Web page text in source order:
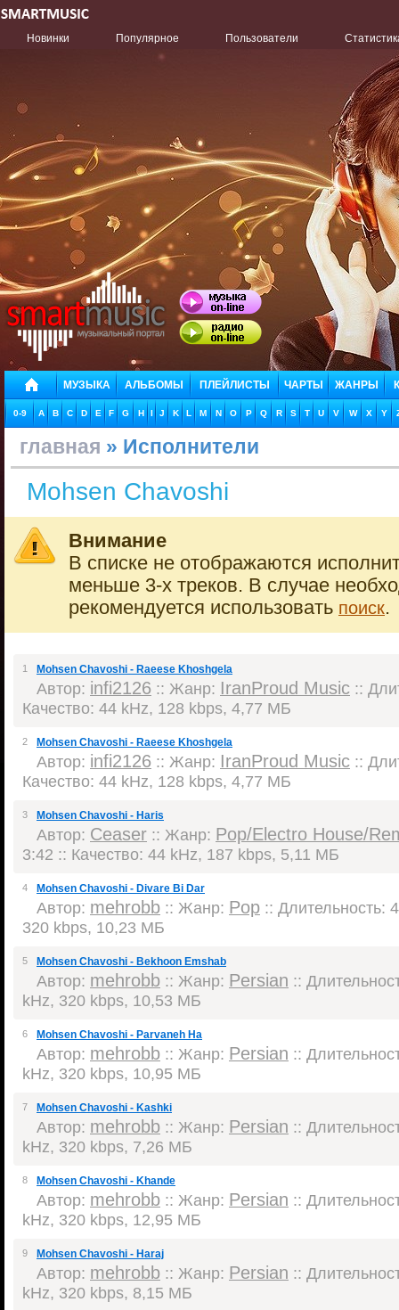
Новинки Популярное Пользователи
МУЗЫКА АЛЬБОМЫ ПЛЕЙЛИСТЫ ЧАРТЫ ЖАНРЫ
0-9 A B C D E F G H I J K L M N O P Q R S T U V W X Y
главная » Исполнители
Mohsen Chavoshi
Внимание
В списке не отображаются
меньше 3-х треков. В случае
рекомендуется использовать поиск.
1 Mohsen Chavoshi - Raeese Khoshgela
Автор: infi2126 :: Жанр: IranProud Music ::
Качество: 44 kHz, 128 kbps, 4,77 МБ
2 Mohsen Chavoshi - Raeese Khoshgela
Автор: infi2126 :: Жанр: IranProud Music ::
Качество: 44 kHz, 128 kbps, 4,77 МБ
3 Mohsen Chavoshi - Haris
Автор: Ceaser :: Жанр: Pop/Electro House/
3:42 :: Качество: 44 kHz, 187 kbps, 5,11 МБ
4 Mohsen Chavoshi - Divare Bi Dar
Автор: mehrobb :: Жанр: Pop :: Длительность:
320 kbps, 10,23 МБ
5 Mohsen Chavoshi - Bekhoon Emshab
Автор: mehrobb :: Жанр: Persian ::
kHz, 320 kbps, 10,53 МБ
6 Mohsen Chavoshi - Parvaneh Ha
Автор: mehrobb :: Жанр: Persian ::
kHz, 320 kbps, 10,95 МБ
7 Mohsen Chavoshi - Kashki
Автор: mehrobb :: Жанр: Persian ::
kHz, 320 kbps, 7,26 МБ
8 Mohsen Chavoshi - Khande
Автор: mehrobb :: Жанр: Persian ::
kHz, 320 kbps, 12,95 МБ
9 Mohsen Chavoshi - Haraj
Автор: mehrobb :: Жанр: Persian ::
kHz, 320 kbps, 8,15 МБ